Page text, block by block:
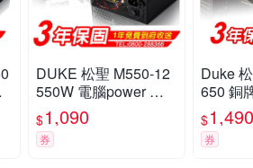
DUKE 松聖 M550-12
550W 電腦power 電
源供應器
$1,090
券
Duke
650 銅
s電源
$1,490
券